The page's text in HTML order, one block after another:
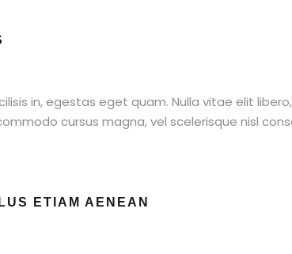
in, egestas eget quam. Nulla vitae elit
cursus magna, vel scelerisque nisl
ETIAM AENEAN